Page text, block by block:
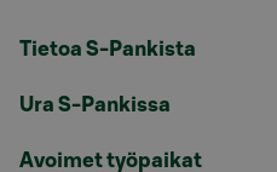
Tietoa S-Pankista
Ura S-Pankissa
Avoimet työpaikat